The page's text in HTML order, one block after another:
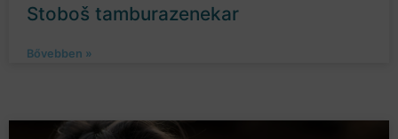
Stoboš tamburazenekar
Bővebben »